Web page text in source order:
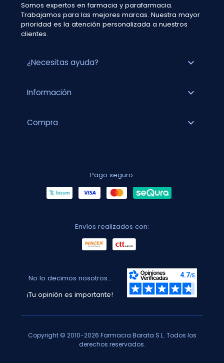
Somos expertos en farmacia y parafarmacia.
Trabajamos para las mejores marcas. Nuestra mayor
prioridad es la atención personalizada a nuestros
clientes.
¿Necesitas ayuda? expand_more
Información expand_more
Compra expand_more
Pago seguro:
Envíos realizados con:
No lo decimos nosotros...
¡Tu opinión es importante!
Copyright © 2010-2026 Farmacia Barata S.L. Todos los
derechos reservados.